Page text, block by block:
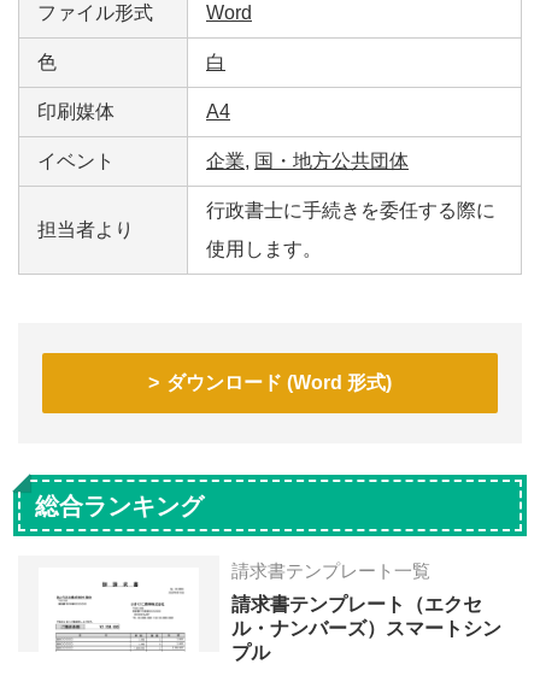
ファイル形式 Word
色 白
印刷媒体 A4
イベント 企業, 国・地方公共団体
担当者より
行政書士に手続きを委任する際に
使用します。
ダウンロード (Word 形式)
総合ランキング
請求書テンプレート一覧
請求書テンプレート（エクセ
ル・ナンバーズ）スマートシン
プル